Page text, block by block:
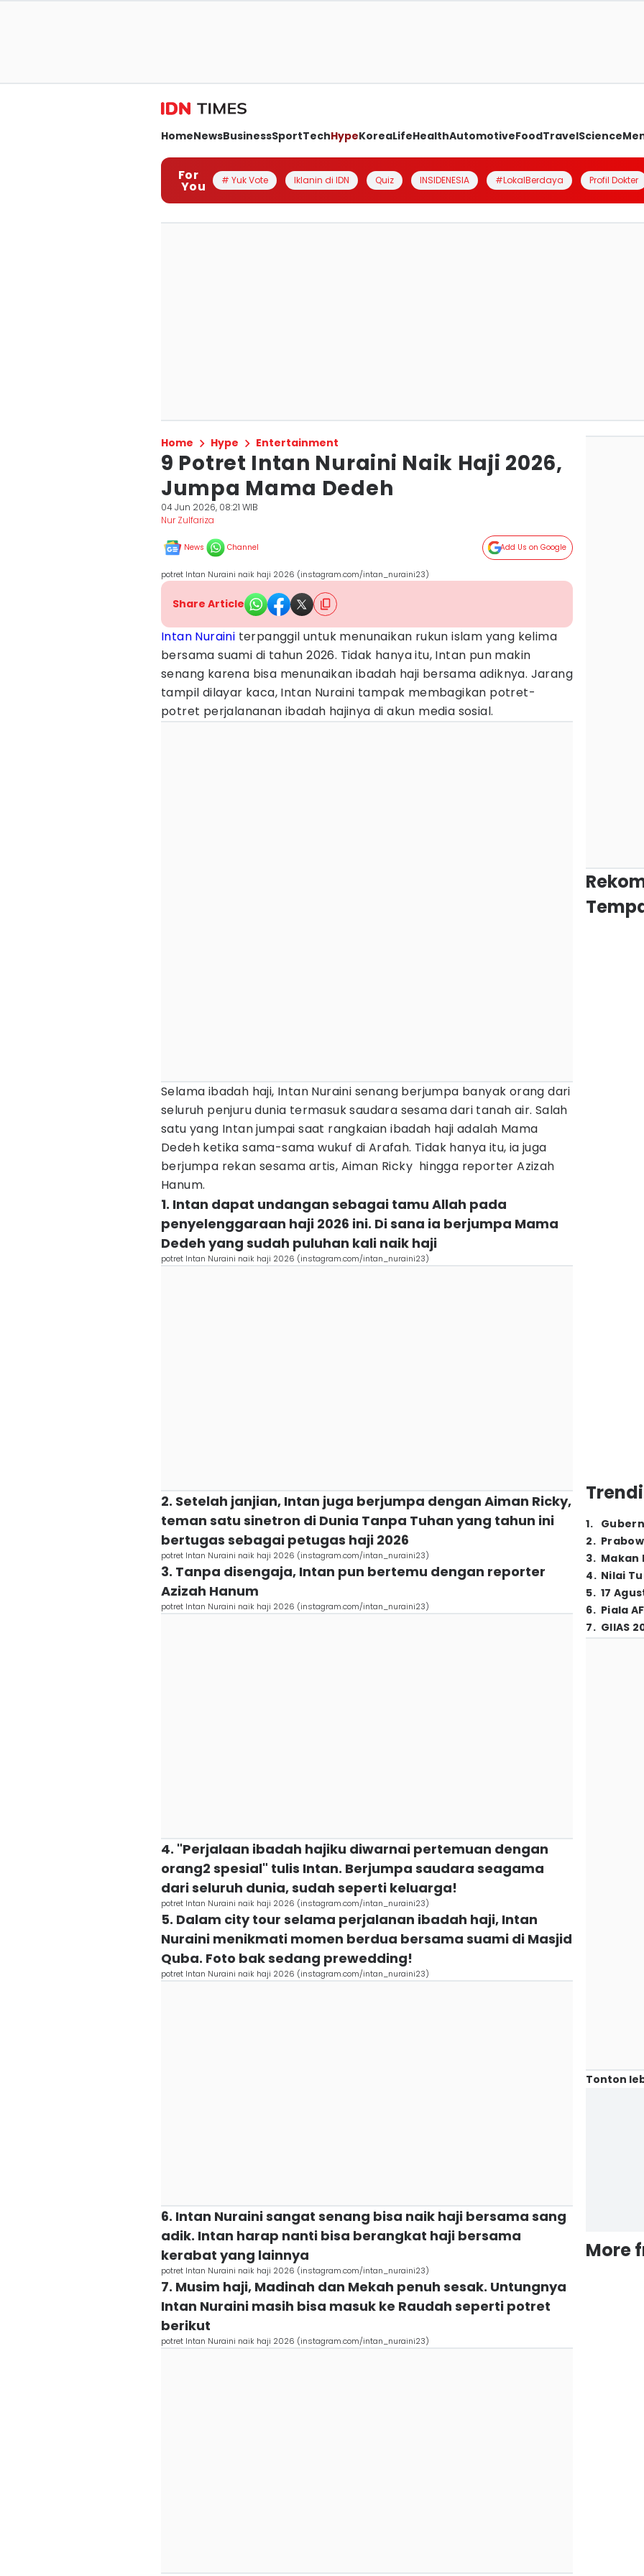
HomeNewsBusinessSportTechHypeKoreaLifeHealthAutomotiveFoodTravelScience
For
You # Yuk Vote Iklanin di IDN Quiz INSIDENESIA #LokalBerdaya Profil Dokter
Home Hype Entertainment
9 Potret Intan Nuraini Naik Haji 2026,
Jumpa Mama Dedeh
04 Jun 2026, 08:21 WIB
Nur Zulfariza
News Channel Add Us on Google
potret Intan Nuraini naik haji 2026 (instagram.com/intan_nuraini23)
Share Article
Intan Nuraini terpanggil untuk menunaikan rukun islam yang kelima
bersama suami di tahun 2026. Tidak hanya itu, Intan pun makin
senang karena bisa menunaikan ibadah haji bersama adiknya. Jarang
tampil dilayar kaca, Intan Nuraini tampak membagikan potret-
potret perjalananan ibadah hajinya di akun media sosial.
Selama ibadah haji, Intan Nuraini senang berjumpa banyak orang dari
seluruh penjuru dunia termasuk saudara sesama dari tanah air. Salah
satu yang Intan jumpai saat rangkaian ibadah haji adalah Mama
Dedeh ketika sama-sama wukuf di Arafah. Tidak hanya itu, ia juga
berjumpa rekan sesama artis, Aiman Ricky hingga reporter Azizah
Hanum.
1. Intan dapat undangan sebagai tamu Allah pada
penyelenggaraan haji 2026 ini. Di sana ia berjumpa Mama
Dedeh yang sudah puluhan kali naik haji
potret Intan Nuraini naik haji 2026 (instagram.com/intan_nuraini23)
2. Setelah janjian, Intan juga berjumpa dengan Aiman Ricky,
teman satu sinetron di Dunia Tanpa Tuhan yang tahun ini
bertugas sebagai petugas haji 2026
potret Intan Nuraini naik haji 2026 (instagram.com/intan_nuraini23)
3. Tanpa disengaja, Intan pun bertemu dengan reporter
Azizah Hanum
potret Intan Nuraini naik haji 2026 (instagram.com/intan_nuraini23)
4. "Perjalaan ibadah hajiku diwarnai pertemuan dengan
orang2 spesial" tulis Intan. Berjumpa saudara seagama
dari seluruh dunia, sudah seperti keluarga!
potret Intan Nuraini naik haji 2026 (instagram.com/intan_nuraini23)
5. Dalam city tour selama perjalanan ibadah haji, Intan
Nuraini menikmati momen berdua bersama suami di Masjid
Quba. Foto bak sedang prewedding!
potret Intan Nuraini naik haji 2026 (instagram.com/intan_nuraini23)
6. Intan Nuraini sangat senang bisa naik haji bersama sang
adik. Intan harap nanti bisa berangkat haji bersama
kerabat yang lainnya
potret Intan Nuraini naik haji 2026 (instagram.com/intan_nuraini23)
7. Musim haji, Madinah dan Mekah penuh sesak. Untungnya
Intan Nuraini masih bisa masuk ke Raudah seperti potret
berikut
potret Intan Nuraini naik haji 2026 (instagram.com/intan_nuraini23)
1.
2.
3. Makan
4. Nilai
5. 17
6. Piala
7. GIIAS
Tonton
More